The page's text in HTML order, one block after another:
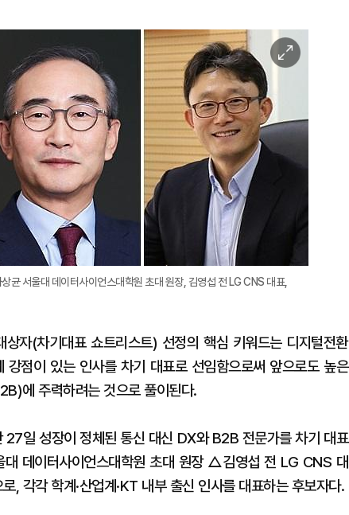
이
미
지
확
대
균 서울대 데이터사이언스대학원 초대 원장, 김영섭 전 LG CNS 대표,
자(차기대표 쇼트리스트) 선정의 핵심 키워드는 디지털전환
강점이 있는 인사를 차기 대표로 선임함으로써 앞으로도 높은
에 주력하려는 것으로 풀이된다.
일 성장이 정체된 통신 대신 DX와 B2B 전문가를 차기 대표
데이터사이언스대학원 초대 원장 △김영섭 전 LG CNS 대
각각 학계·산업계·KT 내부 출신 인사를 대표하는 후보자다.